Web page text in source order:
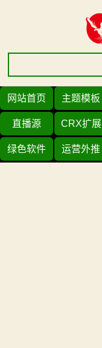
网站首页 主题模板
直播源 CRX扩展
绿色软件 运营外推